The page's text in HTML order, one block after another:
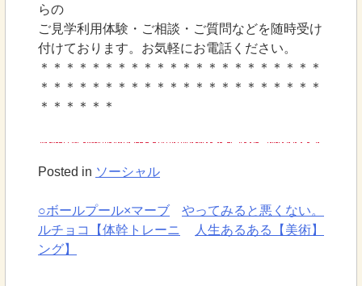
らの
ご見学利用体験・ご相談・ご質問などを随時受け
付けております。お気軽にお電話ください。
＊＊＊＊＊＊＊＊＊＊＊＊＊＊＊＊＊＊＊＊＊＊
＊＊＊＊＊＊＊＊＊＊＊＊＊＊＊＊＊＊＊＊＊＊
＊＊＊＊＊＊
Posted in ソーシャル
投
稿
○ボールプール×マーブ
ルチョコ【体幹トレーニ
ング】
やってみると悪くない。
人生あるある【美術】